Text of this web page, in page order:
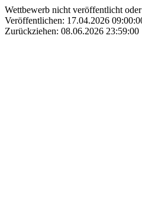
Wettbewerb nicht veröffentlicht
Veröffentlichen: 17.04.2026
Zurückziehen: 08.06.2026 23:59:00